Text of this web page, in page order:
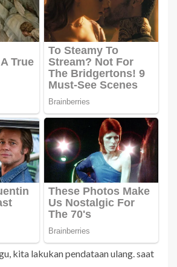
kita lakukan pendataan ulang. saat